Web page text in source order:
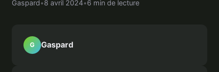
Gaspard•8 avril 2024•6 min de lecture
G Gaspard